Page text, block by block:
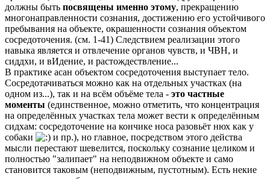
должны быть посвящены именно этому, прекращению
многонаправленности сознания, достижению его устойчивого
пребывания на объекте, окрашенности сознания объектом
сосредоточения. (см. 1-41) Следствием реализации этого
навыка является и отвлечение органов чувств, и ЧВН, и
сиддхи, и вИдение, и растождествление...
В практике асан объектом сосредоточения выступает тело.
Сосредотачиваться можно как на отдельных участках (на
одном из...), так и на всём объёме тела - это частные
моменты (единственное, можно отметить, что концентрация
на определённых участках тела может вести к определённым
сидхам: сосредоточение на кончике носа разовьёт нюх как у
собаки
и пр.), но главное, посредством этого действа
мысли перестают шевелится, поскольку сознание целиком и
полностью "залипает" на неподвижном объекте и само
становится таковым (неподвижным, пустотным). Есть некие